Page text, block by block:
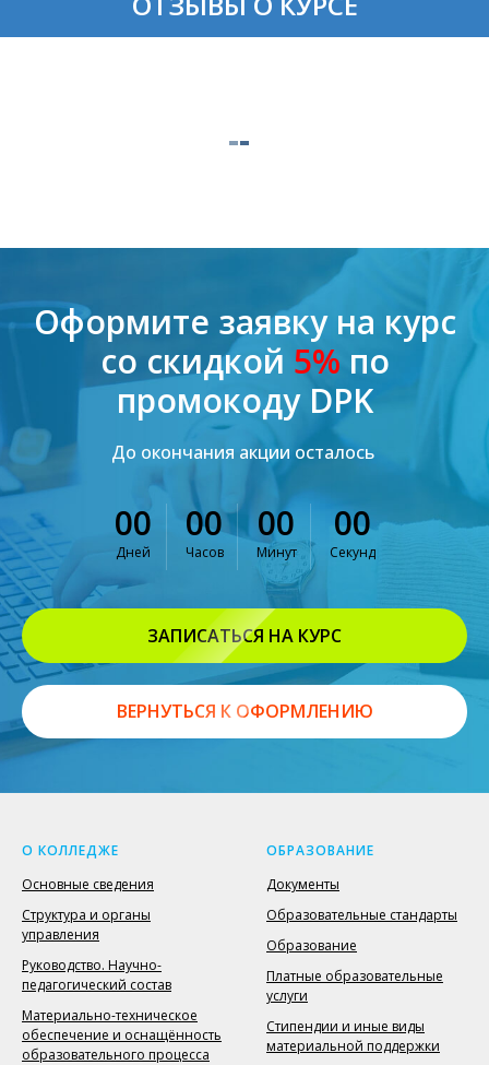
Оформите заявку на курс
со скидкой 5% по
промокоду DPK
До окончания акции осталось
00
Дней
00
Часов
00
Минут
00
Секунд
ЗАПИСАТЬСЯ НА КУРС
ВЕРНУТЬСЯ К ОФОРМЛЕНИЮ
О КОЛЛЕДЖЕ
Основные сведения
Структура и органы
управления
Руководство. Научно-
педагогический состав
Материально-техническое
обеспечение и оснащённость
образовательного процесса
ОБРАЗОВАНИЕ
Документы
Образовательные стандарты
Образование
Платные образовательные
услуги
Стипендии и иные виды
материальной поддержки